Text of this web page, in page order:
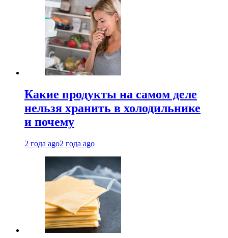
Какие продукты на самом деле
нельзя хранить в холодильнике
и почему
2 года ago2 года ago